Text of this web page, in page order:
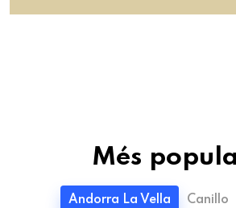
Més
Andorra La Vella Canillo